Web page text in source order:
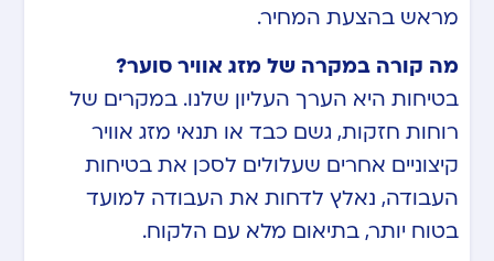
מראש בהצעת המחיר.
מה קורה במקרה של מזג אוויר סוער?
בטיחות היא הערך העליון שלנו. במקרים של
רוחות חזקות, גשם כבד או תנאי מזג אוויר
קיצוניים אחרים שעלולים לסכן את בטיחות
העבודה, נאלץ לדחות את העבודה למועד
בטוח יותר, בתיאום מלא עם הלקוח.